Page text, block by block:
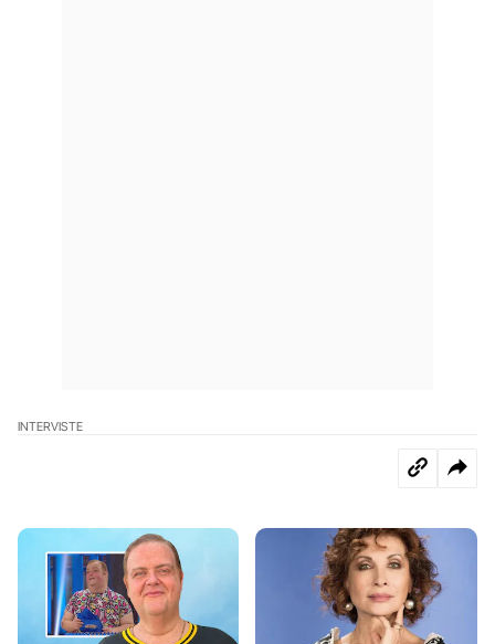
INTERVISTE